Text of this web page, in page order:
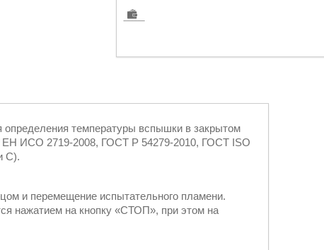
температуры вспышки в закрытом
ЕН ИСО 2719-2008, ГОСТ Р 54279-2010, ГОСТ ISO
С).
и перемещение испытательного пламени.
нажатием на кнопку «СТОП», при этом на